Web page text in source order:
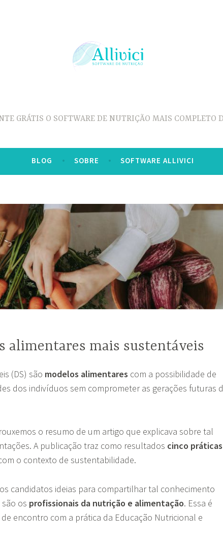
GRÁTIS O SOFTWARE DE NUTRIÇÃO MAIS COMPLETO
BLOG SOBRE SOFTWARE ALLIVICI
alimentares mais sustentáveis
(DS) são modelos alimentares com a possibilidade de
dos indivíduos sem comprometer as gerações futuras
o resumo de um artigo que explicava sobre tal
A publicação traz como resultados cinco práticas
o contexto de sustentabilidade.
candidatos ideias para compartilhar tal conhecimento
os profissionais da nutrição e alimentação. Essa é
encontro com a prática da Educação Nutricional e